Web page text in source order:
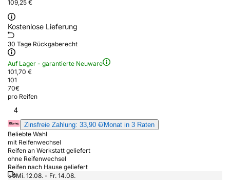
109,25 €
Kostenlose Lieferung
30 Tage Rückgaberecht
Auf Lager - garantierte Neuware
101,70 €
101
70€
pro Reifen
4
Zinsfreie Zahlung: 33,90 €/Monat in 3 Raten
Beliebte Wahl
mit Reifenwechsel
Reifen an Werkstatt geliefert
ohne Reifenwechsel
Reifen nach Hause geliefert
Mi. 12.08. - Fr. 14.08.